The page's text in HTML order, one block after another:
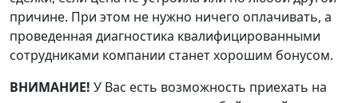
причине. При этом не нужно ничего оплачивать, а
проведенная диагностика квалифицированными
сотрудниками компании станет хорошим бонусом.
ВНИМАНИЕ! У Вас есть возможность приехать на